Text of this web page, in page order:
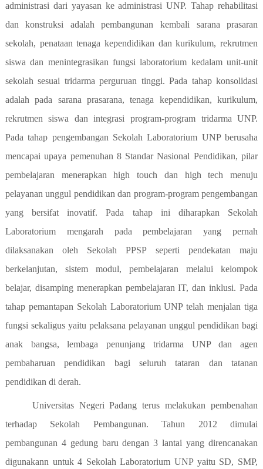
administrasi dari yayasan ke administrasi UNP. Tahap rehabilitasi
dan konstruksi adalah pembangunan kembali sarana prasaran
sekolah, penataan tenaga kependidikan dan kurikulum, rekrutmen
siswa dan menintegrasikan fungsi laboratorium kedalam unit-unit
sekolah sesuai tridarma perguruan tinggi. Pada tahap konsolidasi
adalah pada sarana prasarana, tenaga kependidikan, kurikulum,
rekrutmen siswa dan integrasi program-program tridarma UNP.
Pada tahap pengembangan Sekolah Laboratorium UNP berusaha
mencapai upaya pemenuhan 8 Standar Nasional Pendidikan, pilar
pembelajaran menerapkan high touch dan high tech menuju
pelayanan unggul pendidikan dan program-program pengembangan
yang bersifat inovatif. Pada tahap ini diharapkan Sekolah
Laboratorium mengarah pada pembelajaran yang pernah
dilaksanakan oleh Sekolah PPSP seperti pendekatan maju
berkelanjutan, sistem modul, pembelajaran melalui kelompok
belajar, disamping menerapkan pembelajaran IT, dan inklusi. Pada
tahap pemantapan Sekolah Laboratorium UNP telah menjalan tiga
fungsi sekaligus yaitu pelaksana pelayanan unggul pendidikan bagi
anak bangsa, lembaga penunjang tridarma UNP dan agen
pembaharuan pendidikan bagi seluruh tataran dan tatanan
pendidikan di derah.
Universitas Negeri Padang terus melakukan pembenahan
terhadap Sekolah Pembangunan. Tahun 2012 dimulai
pembangunan 4 gedung baru dengan 3 lantai yang direncanakan
digunakann untuk 4 Sekolah Laboratorium UNP yaitu SD, SMP,